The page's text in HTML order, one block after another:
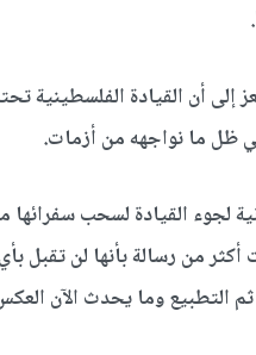
إلى أن القيادة الفلسطينية
ظل ما نواجهه من أزمات.
لجوء القيادة لسحب سفرائها
أكثر من رسالة بأنها لن تقبل
التطبيع وما يحدث الآن